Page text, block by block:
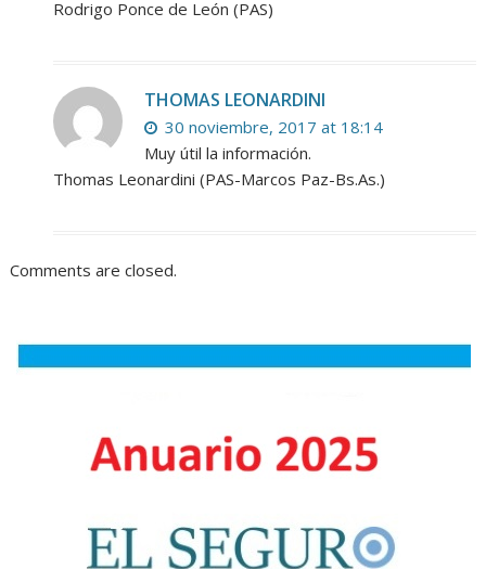
Rodrigo Ponce de León (PAS)
THOMAS LEONARDINI
30 noviembre, 2017 at 18:14
Muy útil la información.
Thomas Leonardini (PAS-Marcos Paz-Bs.As.)
Comments are closed.